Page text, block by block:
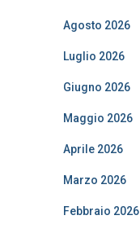
Agosto 2026
Luglio 2026
Giugno 2026
Maggio 2026
Aprile 2026
Marzo 2026
Febbraio 2026